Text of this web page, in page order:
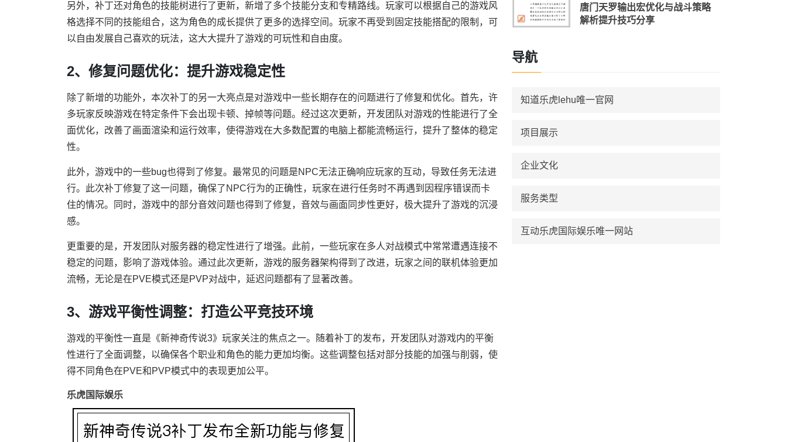
另外，补丁还对角色的技能树进行了更新，新增了多个技能分支和专精路线。玩家可以根据自己的游戏风
格选择不同的技能组合，这为角色的成长提供了更多的选择空间。玩家不再受到固定技能搭配的限制，可
以自由发展自己喜欢的玩法，这大大提升了游戏的可玩性和自由度。
2、修复问题优化：提升游戏稳定性
除了新增的功能外，本次补丁的另一大亮点是对游戏中一些长期存在的问题进行了修复和优化。首先，许
多玩家反映游戏在特定条件下会出现卡顿、掉帧等问题。经过这次更新，开发团队对游戏的性能进行了全
面优化，改善了画面渲染和运行效率，使得游戏在大多数配置的电脑上都能流畅运行，提升了整体的稳定
性。
此外，游戏中的一些bug也得到了修复。最常见的问题是NPC无法正确响应玩家的互动，导致任务无法进
行。此次补丁修复了这一问题，确保了NPC行为的正确性，玩家在进行任务时不再遇到因程序错误而卡
住的情况。同时，游戏中的部分音效问题也得到了修复，音效与画面同步性更好，极大提升了游戏的沉浸
感。
更重要的是，开发团队对服务器的稳定性进行了增强。此前，一些玩家在多人对战模式中常常遭遇连接不
稳定的问题，影响了游戏体验。通过此次更新，游戏的服务器架构得到了改进，玩家之间的联机体验更加
流畅，无论是在PVE模式还是PVP对战中，延迟问题都有了显著改善。
3、游戏平衡性调整：打造公平竞技环境
游戏的平衡性一直是《新神奇传说3》玩家关注的焦点之一。随着补丁的发布，开发团队对游戏内的平衡
性进行了全面调整，以确保各个职业和角色的能力更加均衡。这些调整包括对部分技能的加强与削弱，使
得不同角色在PVE和PVP模式中的表现更加公平。
乐虎国际娱乐
唐门天罗输出宏优化与战斗策略
解析提升技巧分享
导航
知道乐虎lehu唯一官网
项目展示
企业文化
服务类型
互动乐虎国际娱乐唯一网站